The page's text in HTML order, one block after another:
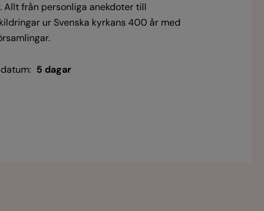
Allt från personliga anekdoter till
ur Svenska kyrkans 400 år med
5 dagar